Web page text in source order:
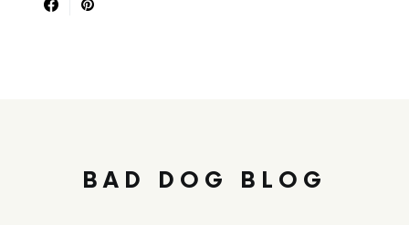
BAD DOG BLOG